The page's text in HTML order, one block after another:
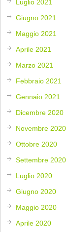
Luglio 2021
Giugno 2021
Maggio 2021
Aprile 2021
Marzo 2021
Febbraio 2021
Gennaio 2021
Dicembre 2020
Novembre 2020
Ottobre 2020
Settembre 2020
Luglio 2020
Giugno 2020
Maggio 2020
Aprile 2020